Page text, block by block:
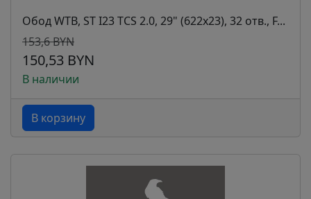
Обод WTB, ST I23 TCS 2.0, 29" (622x23), 32 отв., F...
153,6 BYN
150,53 BYN
В наличии
В корзину